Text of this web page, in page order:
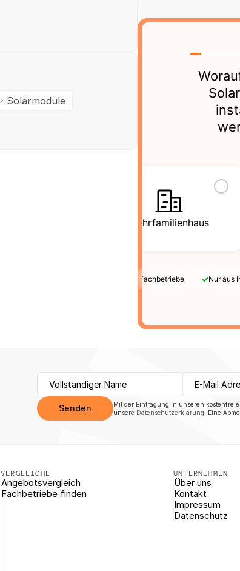
Solarmodule
Mehrfamilienhaus
Geprüfte Fachbetriebe ✓Nur aus
Senden
Mit der Eintragung in unseren
unsere Datenschutzerklärung . Eine
VERGLEICHE
Angebotsvergleich
Fachbetriebe finden
UNTERNEHMEN
Über uns
Kontakt
Impressum
Datenschutz